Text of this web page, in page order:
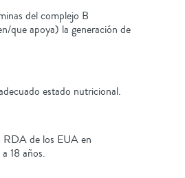
del complejo B
que apoya) la generación de
estado nutricional.
RDA de los EUA en
18 años.